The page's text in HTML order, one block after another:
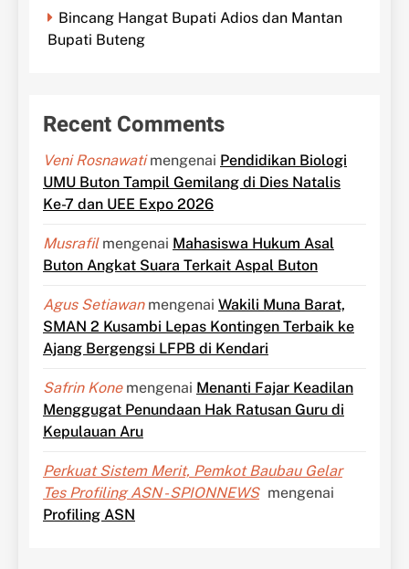
Bincang Hangat Bupati Adios dan Mantan
Bupati Buteng
Recent Comments
Veni Rosnawatimengenai Pendidikan Biologi
UMU Buton Tampil Gemilang di Dies Natalis
Ke-7 dan UEE Expo 2026
Musrafilmengenai Mahasiswa Hukum Asal
Buton Angkat Suara Terkait Aspal Buton
Agus Setiawanmengenai Wakili Muna Barat,
SMAN 2 Kusambi Lepas Kontingen Terbaik ke
Ajang Bergengsi LFPB di Kendari
Safrin Konemengenai Menanti Fajar Keadilan
Menggugat Penundaan Hak Ratusan Guru di
Kepulauan Aru
Perkuat Sistem Merit, Pemkot Baubau Gelar
Tes Profiling ASN - SPIONNEWS mengenai
Profiling ASN